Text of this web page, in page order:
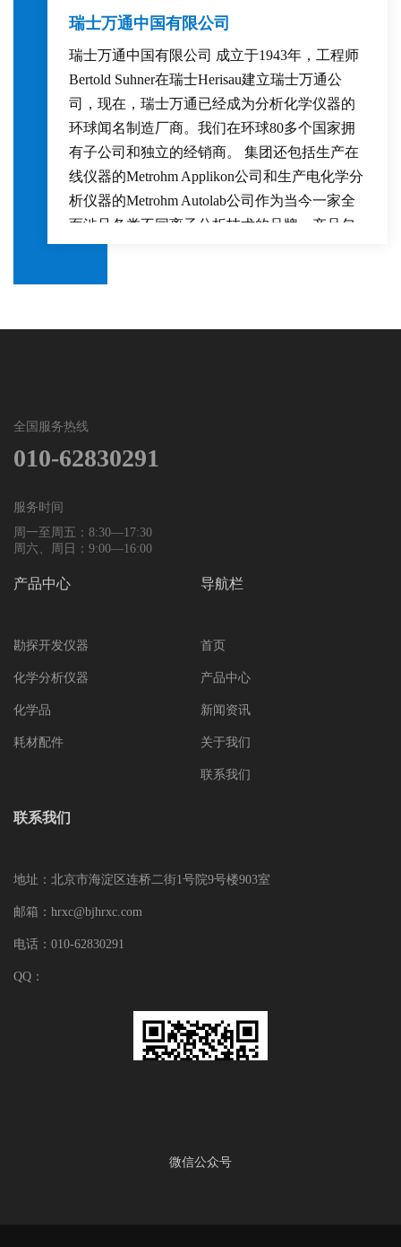
瑞士万通中国有限公司
瑞士万通中国有限公司 成立于1943年，工程师
Bertold Suhner在瑞士Herisau建立瑞士万通公
司，现在，瑞士万通已经成为分析化学仪器的
环球闻名制造厂商。我们在环球80多个国家拥
有子公司和独立的经销商。 集团还包括生产在
线仪器的Metrohm Applikon公司和生产电化学分
析仪器的Metrohm Autolab公司作为当今一家全
面涉足各类不同离子分析技术的品牌，产品包
括自动电位滴定仪、离子色谱仪、卡尔费休水
滴定仪、卡尔费休微量水分滴定仪、离子色谱
谱仪以及近红外光谱仪、在线化学成分分析仪
全国服务热线
010-62830291
服务时间
周一至周五：8:30—17:30
周六、周日：9:00—16:00
产品中心
勘探开发仪器
化学分析仪器
化学品
耗材配件
导航栏
首页
产品中心
新闻资讯
关于我们
联系我们
联系我们
地址：北京市海淀区连桥二街1号院9号楼903室
邮箱：hrxc@bjhrxc.com
电话：010-62830291
QQ：
微信公众号